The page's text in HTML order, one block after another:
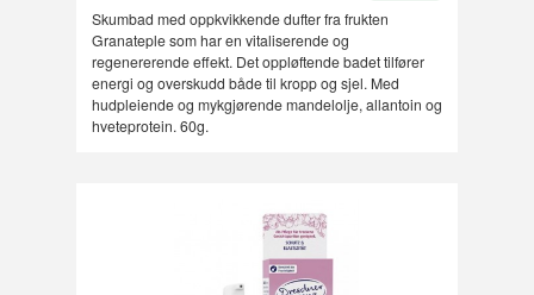
Skumbad med oppkvikkende dufter fra frukten
Granateple som har en vitaliserende og
regenererende effekt. Det oppløftende badet tilfører
energi og overskudd både til kropp og sjel. Med
hudpleiende og mykgjørende mandelolje, allantoin og
hveteprotein. 60g.